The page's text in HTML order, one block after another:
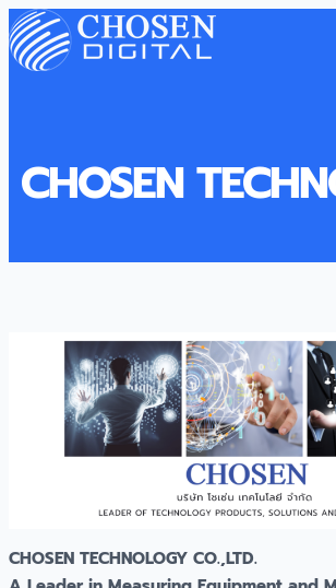
CHOSEN
CHOSEN TECHNOLOGY CO.,LTD.